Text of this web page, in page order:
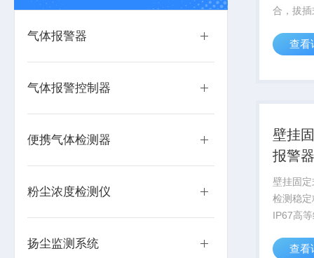
气体报警器
气体报警控制器
便携气体检测器
粉尘浓度检测仪
扬尘监测系统
合，拔
屏：字
校准模
查看
壁挂
报警器
壁挂固
检测稳
IP67高
作作 无
查看